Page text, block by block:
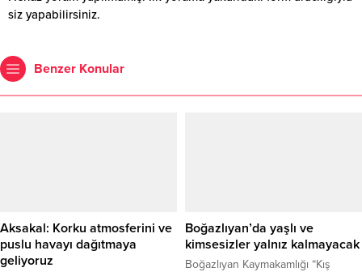
siz yapabilirsiniz.
Benzer Konular
Aksakal: Korku atmosferini ve
puslu havayı dağıtmaya
geliyoruz
Boğazlıyan’da yaşlı ve
kimsesizler yalnız kalmayacak
Boğazlıyan Kaymakamlığı “Kış